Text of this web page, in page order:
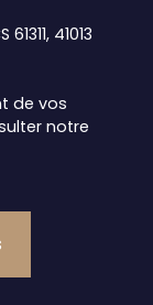
41013
de vos
notre